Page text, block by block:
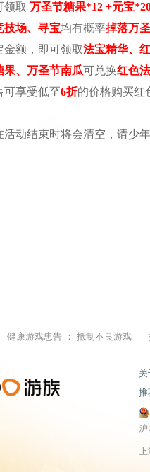
领取 万圣节糖果*12 +元宝
技场、寻宝均有概率掉落万
额，即可领取法宝精华、
果、万圣节南瓜可兑换红色
可享受低至6折的价格购买红
动结束时将会清空，请少
健康游戏忠告 ： 抵制不良游戏
推
沪